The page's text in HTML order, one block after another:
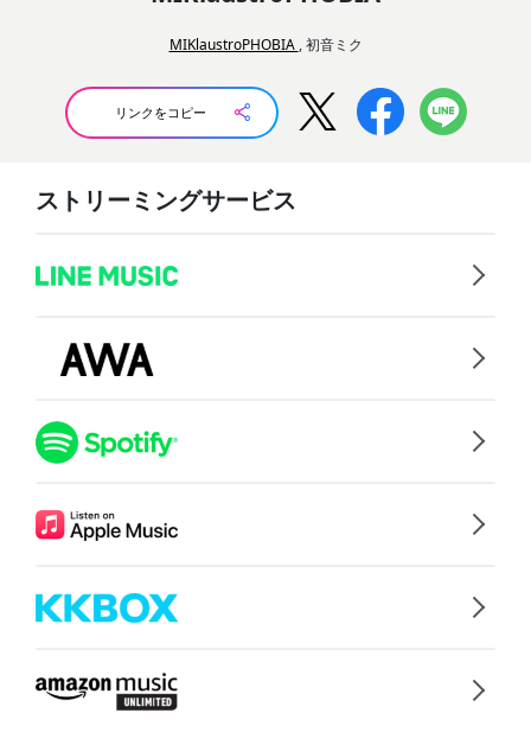
MIKlaustroPHOBIA , 初音ミク
リンクをコピー
ストリーミングサービス